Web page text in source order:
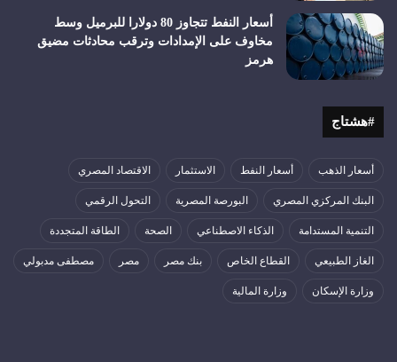
أسعار النفط تتجاوز 80 دولارا للبرميل وسط
مخاوف على الإمدادات وترقب محادثات مضيق
هرمز
#هشتاج
أسعار الذهب أسعار النفط الاستثمار الاقتصاد المصري
البنك المركزي المصري البورصة المصرية التحول الرقمي
التنمية المستدامة الذكاء الاصطناعي الصحة الطاقة المتجددة
الغاز الطبيعي القطاع الخاص بنك مصر مصر مصطفى مدبولي
وزارة الإسكان وزارة المالية